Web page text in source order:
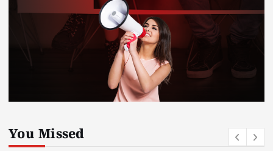
You Missed